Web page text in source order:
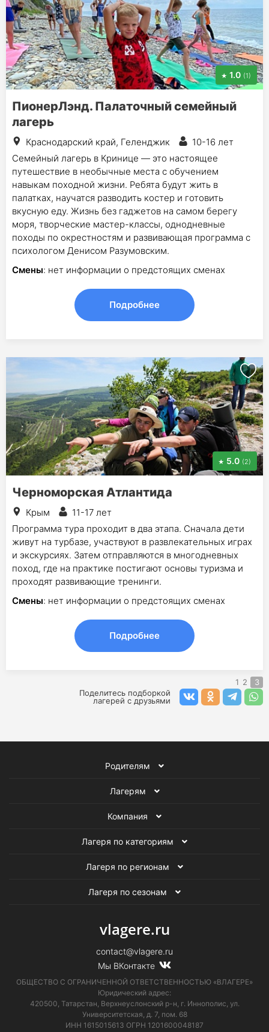
1.0 (1)
ПионерЛэнд. Палаточный семейный
лагерь
Краснодарский край, Геленджик
10-16 лет
Семейный лагерь в Кринице — это настоящее
путешествие в необычные места с обучением
навыкам походной жизни. Ребята будут жить в
палатках, научатся разводить костер и готовить
вкусную еду. Жизнь без гаджетов на самом берегу
моря, творческие мастер-классы, однодневные
походы по окрестностям и развивающая программа с
психологом Денисом Разумовским.
Смены: нет информации о предстоящих сменах
Подробнее
5.0 (2)
Черноморская Атлантида
Крым
11-17 лет
Программа тура проходит в два этапа. Сначала дети
живут на турбазе, участвуют в развлекательных играх
и экскурсиях. Затем отправляются в многодневных
поход, где на практике постигают основы туризма и
проходят развивающие тренинги.
Смены: нет информации о предстоящих сменах
Подробнее
1 2
3
Поделитесь подборкой
лагерей с друзьями
Родителям
Лагерям
Компания
Лагеря по категориям
Лагеря по регионам
Лагеря по сезонам
vlagere.ru
contact@vlagere.ru
Мы ВКонтакте
ОБЩЕСТВО С ОГРАНИЧЕННОЙ ОТВЕТСТВЕННОСТЬЮ «ВЛАГЕРЕ»
Юридический адрес:
420500, Татарстан, Верхнеуслонский р-н, г. Иннополис, ул.
Университетская, д. 7, пом. 68
ИНН 1615015613 ОГРН 1201600048187